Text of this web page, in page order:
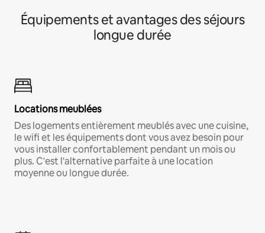
Équipements et avantages des séjours
longue durée
Locations meublées
Des logements entièrement meublés avec une cuisine,
le wifi et les équipements dont vous avez besoin pour
vous installer confortablement pendant un mois ou
plus. C'est l'alternative parfaite à une location
moyenne ou longue durée.